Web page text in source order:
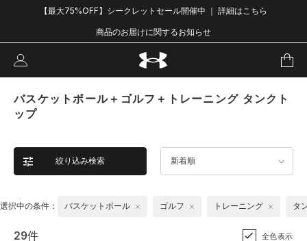
【最大75%OFF】シークレットセール開催中 ｜ 詳細はこちら
商品のお届けに関するお知らせ
バスケットボール＋ゴルフ＋トレーニング タンクト
ップ
絞り込み検索 新着順
選択中の条件： バスケットボール ゴルフ トレーニング タ
29件 全色表示